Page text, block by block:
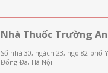
Nhà Thuốc Trường
Số nhà 30, ngách 23, ngõ 82
Đống Đa, Hà Nội